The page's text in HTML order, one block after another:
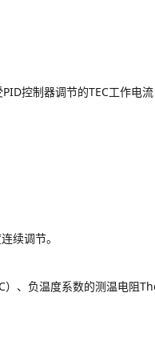
控制器调节的TEC工作电
续调节。
负温度系数的测温电阻